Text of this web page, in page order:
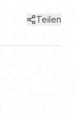
Teilen